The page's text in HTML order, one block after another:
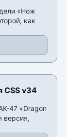
«Нож
как
CSS v34
47 «Dragon
версия,